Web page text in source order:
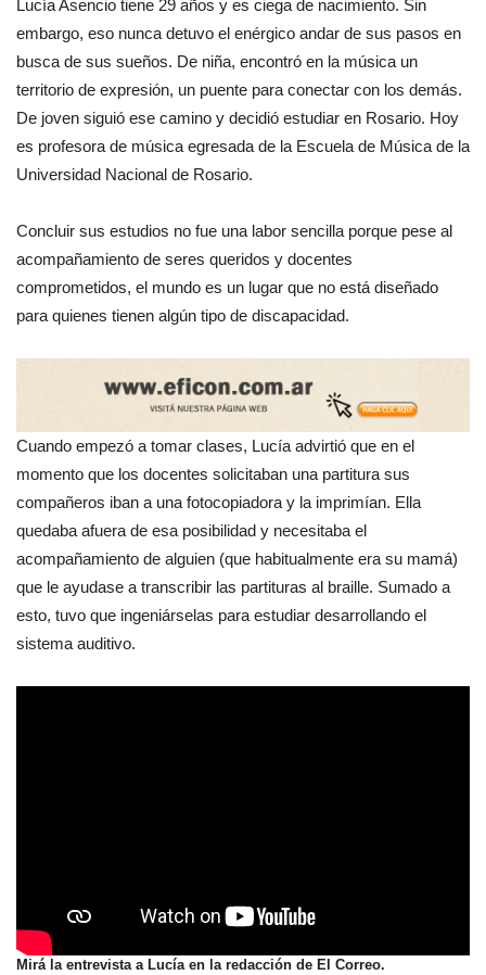
Lucía Asencio tiene 29 años y es ciega de nacimiento. Sin
embargo, eso nunca detuvo el enérgico andar de sus pasos en
busca de sus sueños. De niña, encontró en la música un
territorio de expresión, un puente para conectar con los demás.
De joven siguió ese camino y decidió estudiar en Rosario. Hoy
es profesora de música egresada de la Escuela de Música de la
Universidad Nacional de Rosario.
Concluir sus estudios no fue una labor sencilla porque pese al
acompañamiento de seres queridos y docentes
comprometidos, el mundo es un lugar que no está diseñado
para quienes tienen algún tipo de discapacidad.
Cuando empezó a tomar clases, Lucía advirtió que en el
momento que los docentes solicitaban una partitura sus
compañeros iban a una fotocopiadora y la imprimían. Ella
quedaba afuera de esa posibilidad y necesitaba el
acompañamiento de alguien (que habitualmente era su mamá)
que le ayudase a transcribir las partituras al braille. Sumado a
esto, tuvo que ingeniárselas para estudiar desarrollando el
sistema auditivo.
Mirá la entrevista a Lucía en la redacción de El Correo.